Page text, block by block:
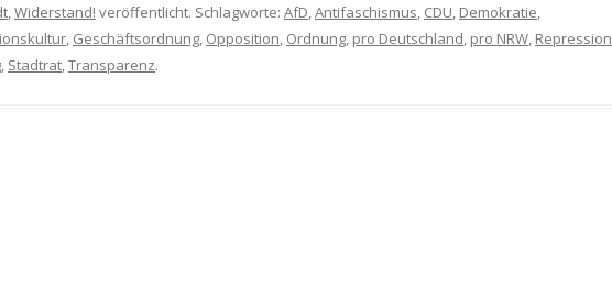
,Widerstand! veröffentlicht. Schlagworte: AfD,Antifaschismus, CDU, Demokratie,
, Geschäftsordnung, Opposition, Ordnung, pro Deutschland, pro NRW, Repression
, Stadtrat,Transparenz.